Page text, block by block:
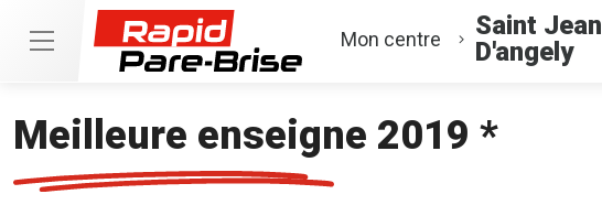
Mon centre
Saint Jean
D'angely
Meilleure enseigne 2019 *